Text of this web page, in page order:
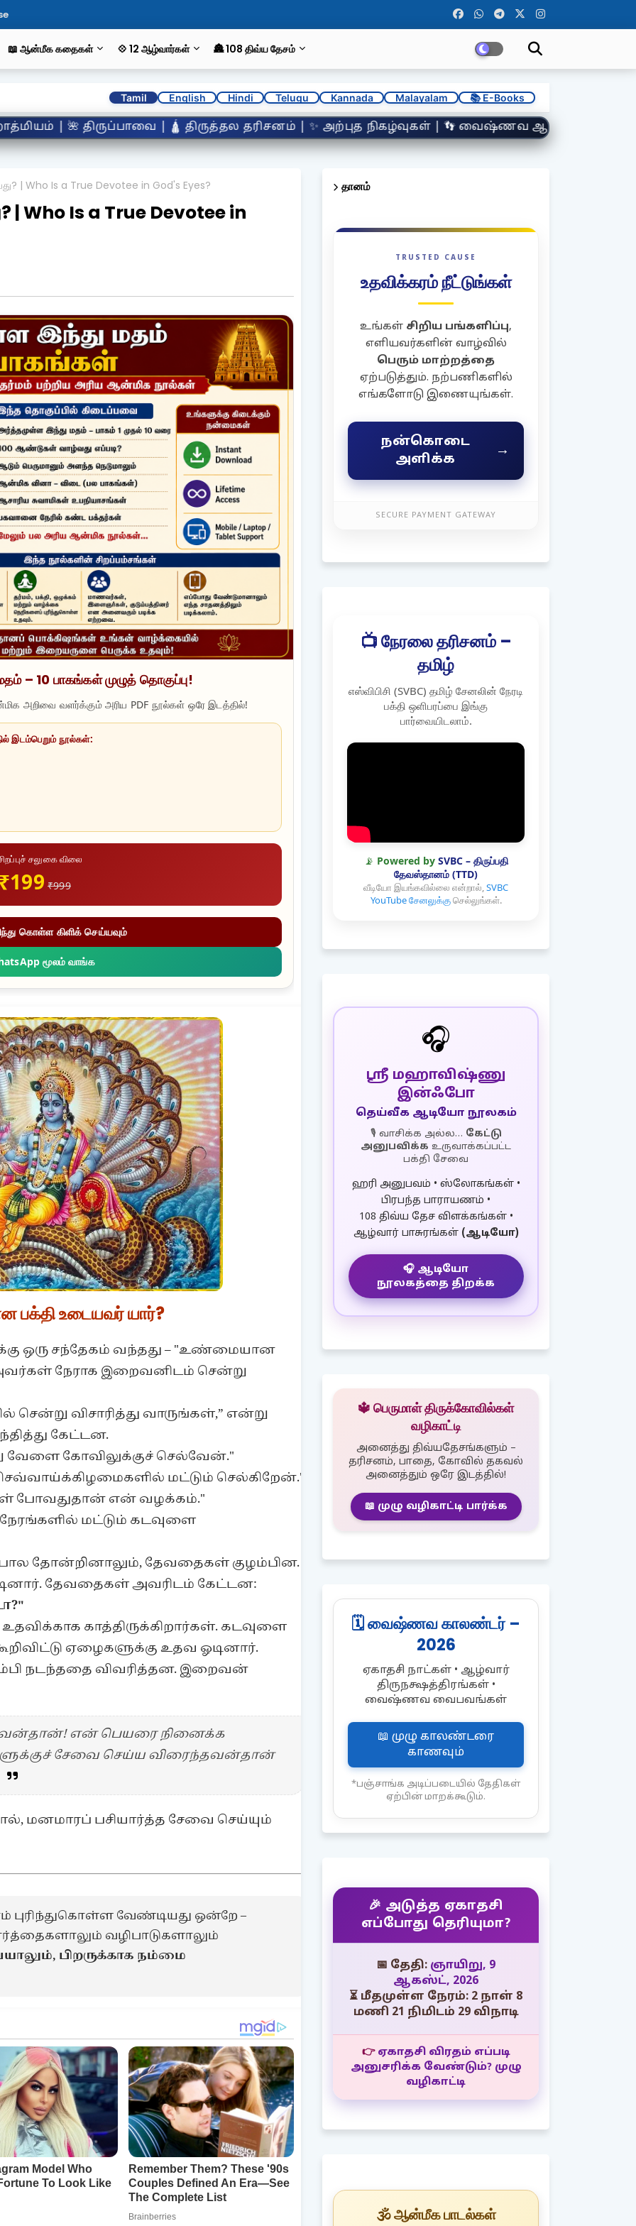
📖 ஆன்மீக கதைகள் 💠 12 ஆழ்வார்கள் 🏯 108 திவ்ய தேசம்
Tamil English Hindi Telugu Kannada Malayalam 📚 E-Books
தரிசனம் | ✨ அற்புத நிகழ்வுகள் | 👣 வைஷ்ணவ ஆச்சாரியர்கள் | 🕉️ நாமஸ்மரணையின்
| Who Is a True Devotee in God's Eyes?
| Who Is a True Devotee in
– 10 பாகங்கள் முழுத் தொகுப்பு!
அறிவை வளர்க்கும் அரிய PDF நூல்கள் ஒரே இடத்தில்!
இடம்பெறும் நூல்கள்:
சலுகை விலை
₹999
கொள்ள கிளிக் செய்யவும்
மூலம் வாங்க
உடையவர் யார்?
ஒரு சந்தேகம் வந்தது – "உண்மையான
நேராக இறைவனிடம் சென்று
விசாரித்து வாருங்கள்,” என்று
கேட்டன.
வேளை கோவிலுக்குச் செல்வேன்."
மட்டும் செல்கிறேன்."
போவதுதான் என் வழக்கம்."
மட்டும் கடவுளை
தோன்றினாலும், தேவதைகள் குழம்பின.
தேவதைகள் அவரிடம் கேட்டன:
காத்திருக்கிறார்கள். கடவுளை
ஏழைகளுக்கு உதவ ஓடினார்.
நடந்ததை விவரித்தன. இறைவன்
என் பெயரை நினைக்க
சேவை செய்ய விரைந்தவன்தான்
மனமாரப் பசியார்த்த சேவை செய்யும்
புரிந்துகொள்ள வேண்டியது ஒன்றே –
வழிபாடுகளாலும்
பிறருக்காக நம்மை
தானம்
TRUSTED CAUSE
உதவிக்கரம் நீட்டுங்கள்
உங்கள் சிறிய பங்களிப்பு,
எளியவர்களின் வாழ்வில்
பெரும் மாற்றத்தை
ஏற்படுத்தும். நற்பணிகளில்
எங்களோடு இணையுங்கள்.
நன்கொடை
அளிக்க
→
SECURE PAYMENT GATEWAY
📺 நேரலை தரிசனம் –
தமிழ்
எஸ்விபிசி (SVBC) தமிழ் சேனலின் நேரடி
பக்தி ஒளிபரப்பை இங்கு
பார்வையிடலாம்.
📡 Powered by SVBC – திருப்பதி
தேவஸ்தானம் (TTD)
வீடியோ இயங்கவில்லை என்றால்,SVBC
YouTube சேனலுக்குசெல்லுங்கள்.
🎧
ஸ்ரீ மஹாவிஷ்ணு
இன்ஃபோ
தெய்வீக ஆடியோ நூலகம்
🎙️ வாசிக்க அல்ல… கேட்டு
அனுபவிக்க உருவாக்கப்பட்ட
பக்தி சேவை
ஹரி அனுபவம் • ஸ்லோகங்கள் •
பிரபந்த பாராயணம் •
108 திவ்ய தேச விளக்கங்கள் •
ஆழ்வார் பாசுரங்கள் (ஆடியோ)
🎧 ஆடியோ
நூலகத்தை திறக்க
🔱 பெருமாள் திருக்கோவில்கள்
வழிகாட்டி
அனைத்து திவ்யதேசங்களும் –
தரிசனம், பாதை, கோவில் தகவல்
அனைத்தும் ஒரே இடத்தில்!
📖 முழு வழிகாட்டி பார்க்க
🗓️ வைஷ்ணவ காலண்டர் –
2026
ஏகாதசி நாட்கள் • ஆழ்வார்
திருநக்ஷத்திரங்கள் •
வைஷ்ணவ வைபவங்கள்
📖 முழு காலண்டரை
காணவும்
*பஞ்சாங்க அடிப்படையில் தேதிகள்
ஏற்பின் மாறக்கூடும்.
🎉 அடுத்த ஏகாதசி
எப்போது தெரியுமா?
📅 தேதி: ஞாயிறு, 9
ஆகஸ்ட், 2026
⏳ மீதமுள்ள நேரம்: 2 நாள் 8
மணி 21 நிமிடம் 28 விநாடி
👉 ஏகாதசி விரதம் எப்படி
அனுசரிக்க வேண்டும்? முழு
வழிகாட்டி
🕉️ ஆன்மீக பாடல்கள்